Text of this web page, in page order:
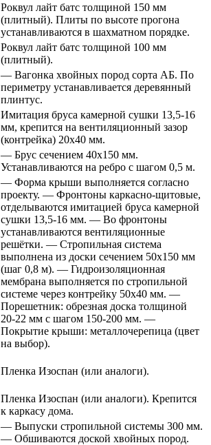
Роквул лайт батс толщиной 150 мм
(плитный). Плиты по высоте прогона
устанавливаются в шахматном порядке.
Роквул лайт батс толщиной 100 мм
(плитный).
— Вагонка хвойных пород сорта АБ. По
периметру устанавливается деревянный
плинтус.
Имитация бруса камерной сушки 13,5-16
мм, крепится на вентиляционный зазор
(контрейка) 20х40 мм.
— Брус сечением 40х150 мм.
Устанавливаются на ребро с шагом 0,5 м.
— Форма крыши выполняется согласно
проекту. — Фронтоны каркасно-щитовые,
отделываются имитацией бруса камерной
сушки 13,5-16 мм. — Во фронтоны
устанавливаются вентиляционные
решётки. — Стропильная система
выполнена из доски сечением 50х150 мм
(шаг 0,8 м). — Гидроизоляционная
мембрана выполняется по стропильной
системе через контрейку 50х40 мм. —
Порешетник: обрезная доска толщиной
20-22 мм с шагом 150-200 мм. —
Покрытие крыши: металлочерепица (цвет
на выбор).
Пленка Изоспан (или аналоги).
Пленка Изоспан (или аналоги). Крепится
к каркасу дома.
— Выпуски стропильной системы 300 мм.
— Обшиваются доской хвойных пород.